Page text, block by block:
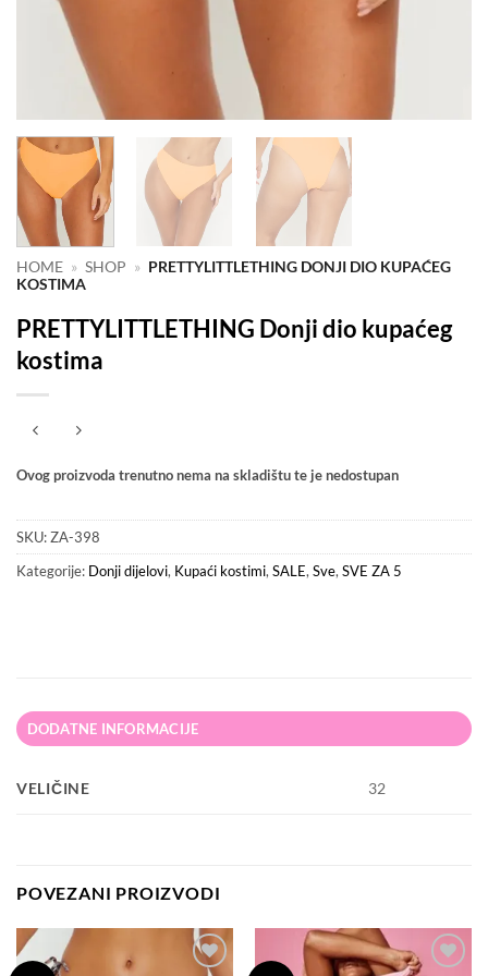
HOME » SHOP » PRETTYLITTLETHING DONJI DIO KUPAĆEG
KOSTIMA
PRETTYLITTLETHING Donji dio kupaćeg
kostima
Ovog proizvoda trenutno nema na skladištu te je nedostupan
SKU:ZA-398
Kategorije: Donji dijelovi, Kupaći kostimi,SALE,Sve,SVE ZA 5
DODATNE INFORMACIJE
VELIČINE 32
POVEZANI PROIZVODI